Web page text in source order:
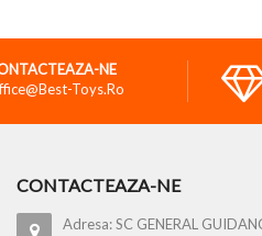
NE
Toys.ro
CONTACTEAZA-NE
Adresa: SC GENERAL